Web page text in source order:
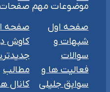
موضوعات مهم
صفحه اول
شبهات و
سوالات
فعالیت ها و
سوابق جلیلی
صفحه
کاوش
مطالب
کانال